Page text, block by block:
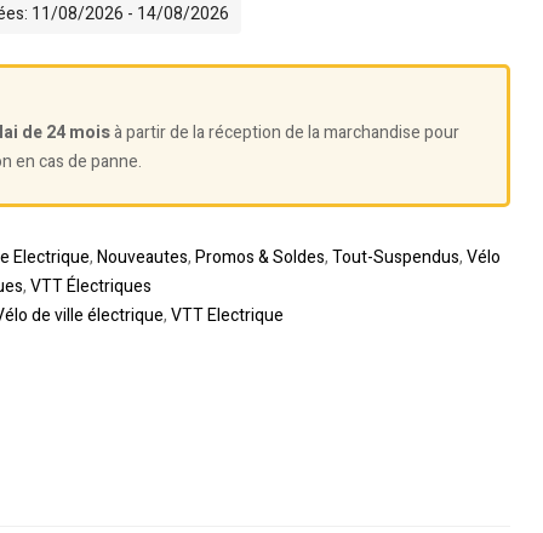
11/08/2026 - 14/08/2026
de 24 moisà partir de la réception de la marchandise pour
en cas de panne.
Electrique,Nouveautes,Promos & Soldes,Tout-Suspendus,Vélo
,VTT Électriques
de ville électrique,VTT Electrique